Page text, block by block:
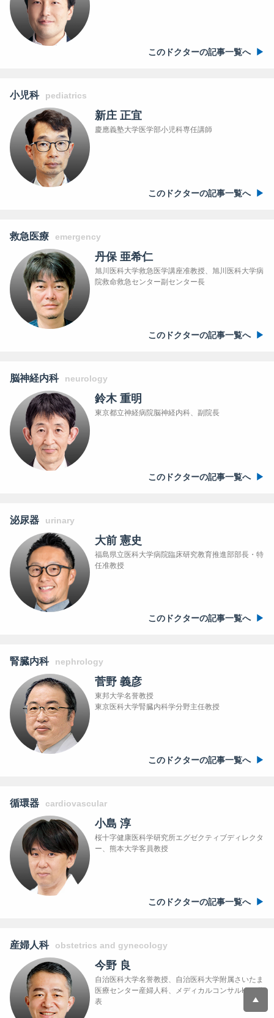
このドクターの記事一覧へ
小児科 pediatrics
新庄 正宜
慶應義塾大学医学部小児科専任講師
このドクターの記事一覧へ
救急医療 emergency
丹保 亜希仁
旭川医科大学救急医学講座准教授、旭川医科大学病
院救命救急センター副センター長
このドクターの記事一覧へ
脳神経内科 neurology
鈴木 重明
東京都立神経病院脳神経内科、副院長
このドクターの記事一覧へ
泌尿器 urinary
大前 憲史
福島県立医科大学病院臨床研究教育推進部部長・特
任准教授
このドクターの記事一覧へ
腎臓内科 nephrology
菅野 義彦
東邦大学名誉教授
東京医科大学腎臓内科学分野主任教授
このドクターの記事一覧へ
循環器 cardiovascular
小島 淳
桜十字健康医科学研究所エグゼクティブディレクタ
ー、熊本大学客員教授
このドクターの記事一覧へ
産婦人科 obstetrics and gynecology
今野 良
自治医科大学名誉教授、自治医科大学附属さいたま
医療センター産婦人科、メディカルコンサルH&B代
表